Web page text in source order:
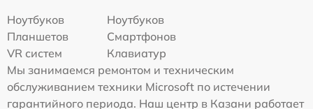
Ноутбуков
Ноутбуков
Планшетов
Смартфонов
VR систем
Клавиатур
Мы занимаемся ремонтом и техническим
обслуживанием техники Microsoft по истечении
гарантийного периода. Наш центр в Казани работает